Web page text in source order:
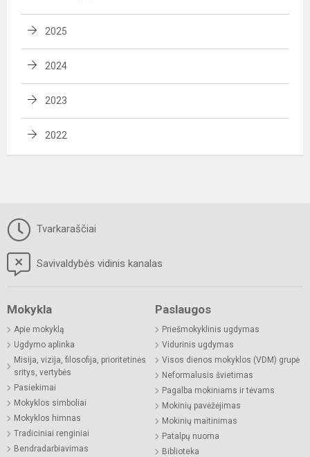
2025
2024
2023
2022
Tvarkaraščiai
Savivaldybės vidinis kanalas
Mokykla
Apie mokyklą
Ugdymo aplinka
Misija, vizija, filosofija, prioritetinės
sritys, vertybės
Pasiekimai
Mokyklos simboliai
Mokyklos himnas
Tradiciniai renginiai
Bendradarbiavimas
Paslaugos
Priešmokyklinis ugdymas
Vidurinis ugdymas
Visos dienos mokyklos (VDM) grupė
Neformalusis švietimas
Pagalba mokiniams ir tėvams
Mokinių pavėžėjimas
Mokinių maitinimas
Patalpų nuoma
Biblioteka